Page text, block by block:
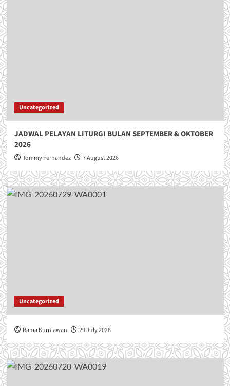
Uncategorized
JADWAL PELAYAN LITURGI BULAN SEPTEMBER & OKTOBER
2026
Tommy Fernandez 7 August 2026
Uncategorized
Rama Kurniawan 29 July 2026